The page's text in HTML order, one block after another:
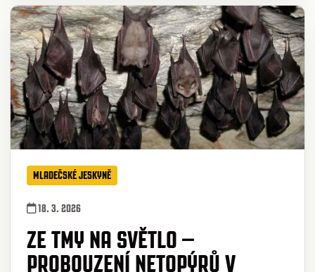
MLADEČSKÉ JESKYNĚ
18. 3. 2026
ZE TMY NA SVĚTLO –
PROBOUZENÍ NETOPÝRŮ V